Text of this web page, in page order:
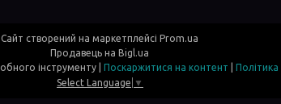
Сайт створений на маркетплейсі Prom.ua
Продавець на Bigl.ua
Поскаржитися на контент
Політика
Select Language ▼